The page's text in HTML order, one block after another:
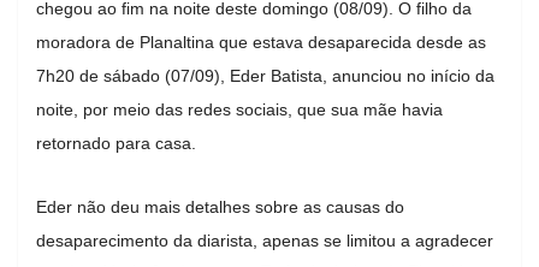
chegou ao fim na noite deste domingo (08/09). O filho da
moradora de Planaltina que estava desaparecida desde as
7h20 de sábado (07/09), Eder Batista, anunciou no início da
noite, por meio das redes sociais, que sua mãe havia
retornado para casa.
Eder não deu mais detalhes sobre as causas do
desaparecimento da diarista, apenas se limitou a agradecer